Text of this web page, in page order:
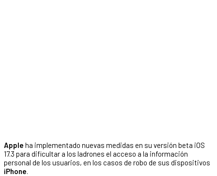
Apple ha implementado nuevas medidas en su versión beta iOS
17.3 para dificultar a los ladrones el acceso a la información
personal de los usuarios, en los casos de robo de sus dispositivos
iPhone.